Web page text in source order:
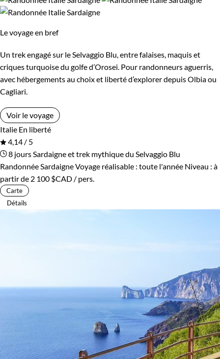
Le voyage en bref
Un trek engagé sur le Selvaggio Blu, entre falaises, maquis et
criques turquoise du golfe d’Orosei. Pour randonneurs aguerris,
avec hébergements au choix et liberté d’explorer depuis Olbia ou
Cagliari.
Voir le voyage
Italie En liberté
4,14 / 5
8 jours Sardaigne et trek mythique du Selvaggio Blu
Randonnée SardaigneVoyage réalisable : toute l'année Niveau : à
partir de 2 100 $CAD / pers.
Carte
Détails